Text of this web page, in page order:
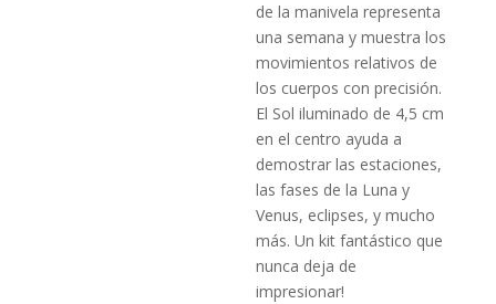
de la manivela representa
una semana y muestra los
movimientos relativos de
los cuerpos con precisión.
El Sol iluminado de 4,5 cm
en el centro ayuda a
demostrar las estaciones,
las fases de la Luna y
Venus, eclipses, y mucho
más. Un kit fantástico que
nunca deja de
impresionar!